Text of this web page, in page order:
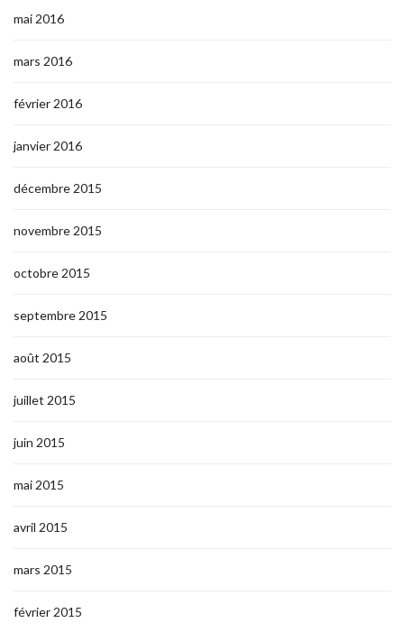
mai 2016
mars 2016
février 2016
janvier 2016
décembre 2015
novembre 2015
octobre 2015
septembre 2015
août 2015
juillet 2015
juin 2015
mai 2015
avril 2015
mars 2015
février 2015